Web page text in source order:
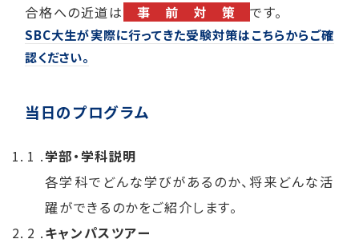
合格への近道は
事 前 対 策 です。
SBC大生が実際に行ってきた受験対策はこちらからご確
認ください。
当日のプログラム
学部・学科説明
各学科でどんな学びがあるのか、将来どんな活
躍ができるのかをご紹介します。
キャンパスツアー